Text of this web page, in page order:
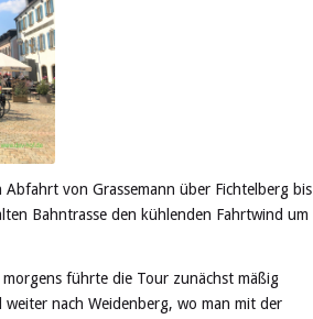
von Grassemann über Fichtelberg bis
Bahntrasse den kühlenden Fahrtwind um
führte die Tour zunächst mäßig
nach Weidenberg, wo man mit der